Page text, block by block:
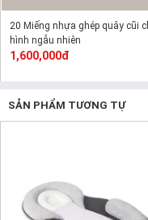
20 Miếng nhựa ghép quây cũi
hình ngẫu nhiên
1,600,000đ
SẢN PHẨM TƯƠNG TỰ